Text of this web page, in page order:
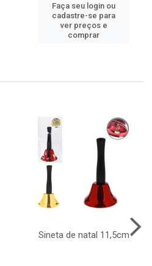
Faça seu login ou
cadastre-se para
ver preços e
comprar
Sineta de natal 11,5cm